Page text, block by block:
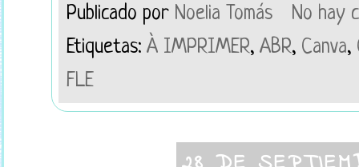
Publicado por Noelia Tomás
No hay
Etiquetas: À IMPRIMER, ABR, Canva,
FLE